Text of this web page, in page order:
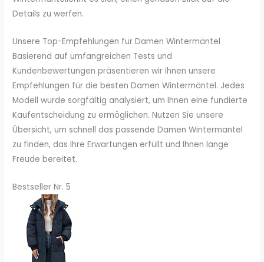
Details zu werfen.
Unsere Top-Empfehlungen für Damen Wintermäntel
Basierend auf umfangreichen Tests und
Kundenbewertungen präsentieren wir Ihnen unsere
Empfehlungen für die besten Damen Wintermäntel. Jedes
Modell wurde sorgfältig analysiert, um Ihnen eine fundierte
Kaufentscheidung zu ermöglichen. Nutzen Sie unsere
Übersicht, um schnell das passende Damen Wintermantel
zu finden, das Ihre Erwartungen erfüllt und Ihnen lange
Freude bereitet.
Bestseller Nr. 5